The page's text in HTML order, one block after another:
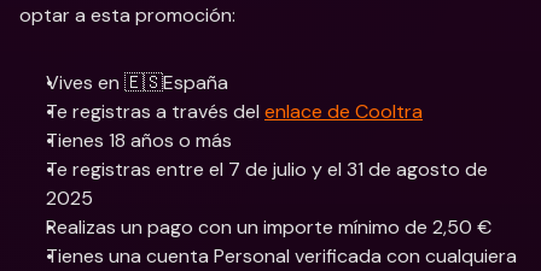
optar a esta promoción:
Vives en 🇪🇸España
Te registras a través del enlace de Cooltra
Tienes 18 años o más
Te registras entre el 7 de julio y el 31 de agosto de
2025
Realizas un pago con un importe mínimo de 2,50 €
Tienes una cuenta Personal verificada con cualquiera